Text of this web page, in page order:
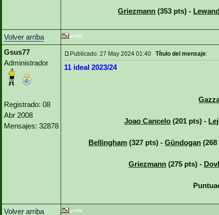
Griezmann (353 pts) -
Volver arriba
Gsus77
Administrador
Registrado: 08
Abr 2008
Mensajes: 32878
Publicado: 27 May 2024 01:40 Título del mensaje:
11 ideal 2023/24
Joao Cancelo (201 pts) -
Bellingham (327 pts) - Gündogan
Griezmann (275 pts) -
Volver arriba